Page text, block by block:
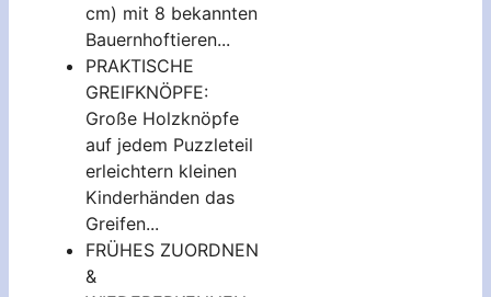
cm) mit 8 bekannten
Bauernhoftieren...
PRAKTISCHE
GREIFKNÖPFE:
Große Holzknöpfe
auf jedem Puzzleteil
erleichtern kleinen
Kinderhänden das
Greifen...
FRÜHES ZUORDNEN
&